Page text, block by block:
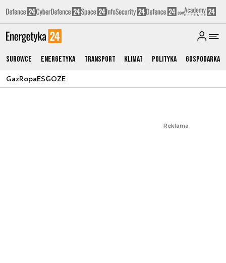
Surowce Energetyka Transport Klimat Polityka Gospodarka
GazRopaESGOZE
Reklama